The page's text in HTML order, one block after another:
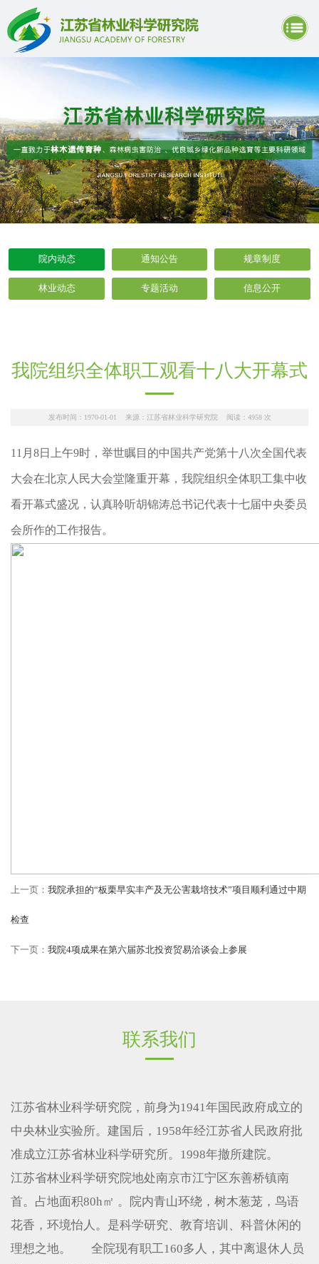
院内动态 通知公告 规章制度
林业动态 专题活动 信息公开
我院组织全体职工观看十八大开幕式
发布时间：1970-01-01 来源：江苏省林业科学研究院 阅读： 4958次
11月8日上午9时，举世瞩目的中国共产党第十八次全国代表
大会在北京人民大会堂隆重开幕，我院组织全体职工集中收
看开幕式盛况，认真聆听胡锦涛总书记代表十七届中央委员
会所作的工作报告。
上一页： 我院承担的“板栗早实丰产及无公害栽培技术”项目顺利通过中期
检查
下一页： 我院4项成果在第六届苏北投资贸易洽谈会上参展
联系我们
江苏省林业科学研究院，前身为1941年国民政府成立的
中央林业实验所。建国后，1958年经江苏省人民政府批
准成立江苏省林业科学研究所。1998年撤所建院。
江苏省林业科学研究院地处南京市江宁区东善桥镇南
首。占地面积80h㎡ 。院内青山环绕，树木葱茏，鸟语
花香，环境怡人。是科学研究、教育培训、科普休闲的
理想之地。 全院现有职工160多人，其中离退休人员